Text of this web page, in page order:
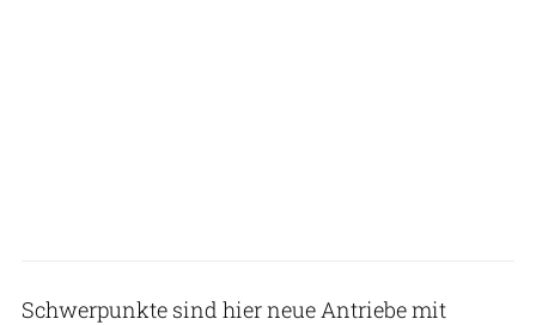
Schwerpunkte sind hier neue Antriebe mit